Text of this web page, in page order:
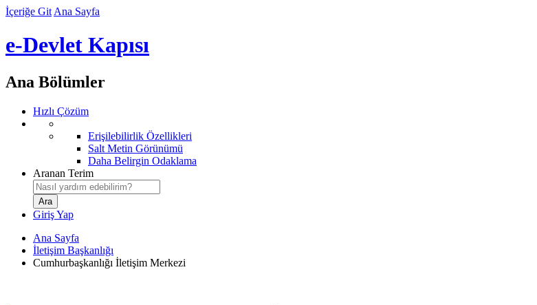
İçeriğe Git Ana Sayfa
e-Devlet Kapısı
Ana Bölümler
Hızlı Çözüm
Erişilebilirlik Özellikleri
Salt Metin Görünümü
Daha Belirgin Odaklama
Aranan Terim
Giriş Yap
Ana Sayfa
İletişim Başkanlığı
Cumhurbaşkanlığı İletişim Merkezi